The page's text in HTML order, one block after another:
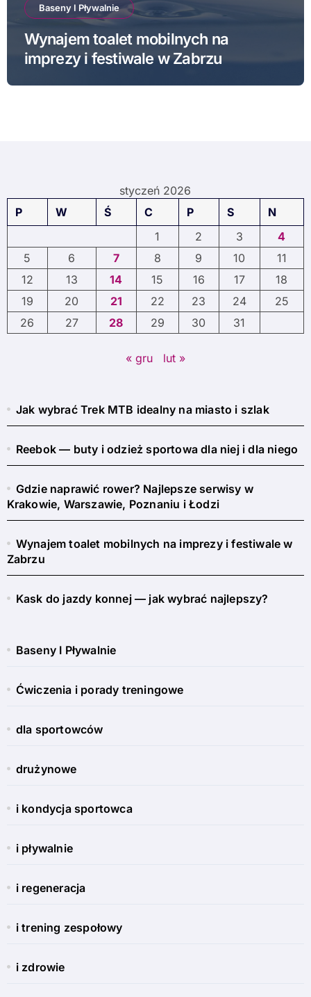
Baseny I Pływalnie
Wynajem toalet mobilnych na
imprezy i festiwale w Zabrzu
styczeń 2026
P
W Ś C P S
N
1
2 3
4
5
6 7 8 9 10
11
12
13 14 15 16 17
18
19
20 21 22 23 24
25
26
27 28 29 30 31
« gru lut »
Jak wybrać Trek MTB idealny na miasto i szlak
Reebok — buty i odzież sportowa dla niej i dla niego
Gdzie naprawić rower? Najlepsze serwisy w
Krakowie, Warszawie, Poznaniu i Łodzi
Wynajem toalet mobilnych na imprezy i festiwale w
Zabrzu
Kask do jazdy konnej — jak wybrać najlepszy?
Baseny I Pływalnie
Ćwiczenia i porady treningowe
dla sportowców
drużynowe
i kondycja sportowca
i pływalnie
i regeneracja
i trening zespołowy
i zdrowie